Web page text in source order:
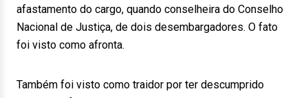
afastamento do cargo, quando conselheira do Conselho
Nacional de Justiça, de dois desembargadores. O fato
foi visto como afronta.
Também foi visto como traidor por ter descumprido